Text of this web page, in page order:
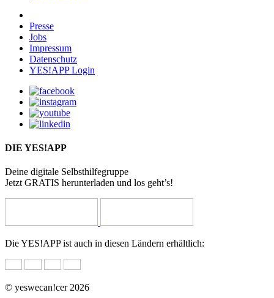
Presse
Jobs
Impressum
Datenschutz
YES!APP Login
DIE YES!APP
Deine digitale Selbsthilfegruppe
Jetzt GRATIS herunterladen und los geht’s!
Die YES!APP ist auch in diesen Ländern erhältlich:
© yeswecan!cer 2026